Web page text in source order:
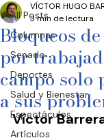
All Posts
Columnas
Senado
Deportes
Salud y Bienestar
Espectáculos
Artículos
Bloqueos
por
campo solo
a sus
VÍCTOR HUGO
3 min de lectura
Víctor